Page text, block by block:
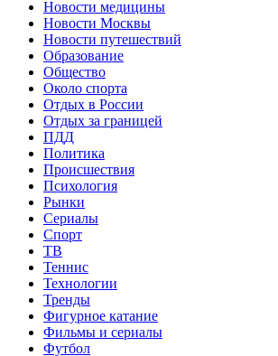
Новости медицины
Новости Москвы
Новости путешествий
Образование
Общество
Около спорта
Отдых в России
Отдых за границей
ПДД
Политика
Происшествия
Психология
Рынки
Сериалы
Спорт
ТВ
Теннис
Технологии
Тренды
Фигурное катание
Фильмы и сериалы
Футбол